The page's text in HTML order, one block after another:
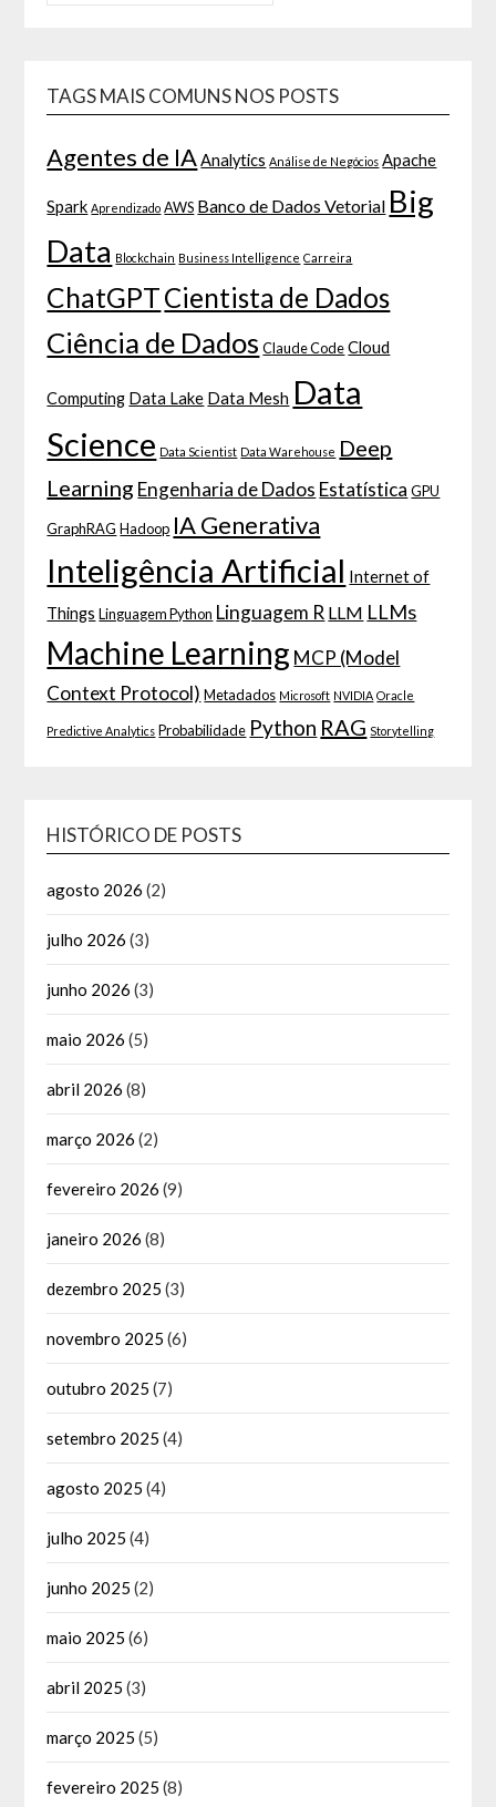
TAGS MAIS COMUNS NOS POSTS
Agentes de IA Analytics Análise de Negócios Apache
Spark Aprendizado AWS Banco de Dados Vetorial Big
Data Blockchain Business Intelligence Carreira
ChatGPTCientista de Dados
Ciência de Dados Claude Code Cloud
Computing Data Lake Data Mesh Data
Science Data Scientist Data Warehouse Deep
Learning Engenharia de Dados Estatística GPU
GraphRAG Hadoop IA Generativa
Inteligência Artificial Internet of
Things Linguagem Python Linguagem R LLM LLMs
Machine Learning MCP (Model
Context Protocol) Metadados Microsoft NVIDIA Oracle
Predictive Analytics Probabilidade Python RAG Storytelling
HISTÓRICO DE POSTS
agosto 2026 (2)
julho 2026 (3)
junho 2026 (3)
maio 2026 (5)
abril 2026 (8)
março 2026 (2)
fevereiro 2026 (9)
janeiro 2026 (8)
dezembro 2025 (3)
novembro 2025 (6)
outubro 2025 (7)
setembro 2025 (4)
agosto 2025 (4)
julho 2025 (4)
junho 2025 (2)
maio 2025 (6)
abril 2025 (3)
março 2025 (5)
fevereiro 2025 (8)